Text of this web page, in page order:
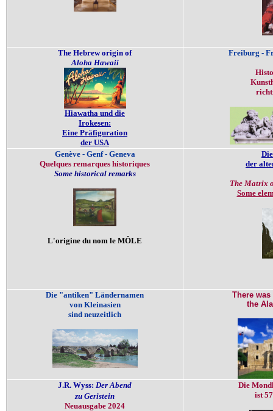
The Hebrew origin of
Aloha Hawaii
Hiawatha und die
Irokesen:
Eine Präfiguration
der USA
Freiburg -
Genève - Genf - Geneva
Quelques remarques historiques
Some historical remarks
L'origine du nom le MÔLE
der
The Matrix
Some
Die "antiken" Ländernamen
von Kleinasien
sind neuzeitlich
There
the
J.R. Wyss: Der Abend
zu Geristein
Neuausgabe 2024
Die
ist